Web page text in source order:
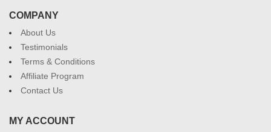
COMPANY
About Us
Testimonials
Terms & Conditions
Affiliate Program
Contact Us
MY ACCOUNT